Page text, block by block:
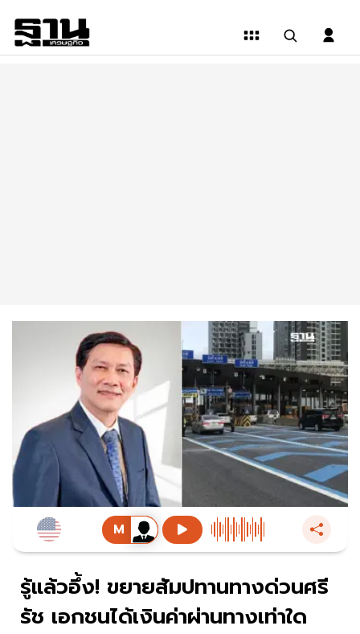
รู้แล้วอึ้ง! ขยายสัมปทานทางด่วนศรี
รัช เอกชนได้เงินค่าผ่านทางเท่าใด